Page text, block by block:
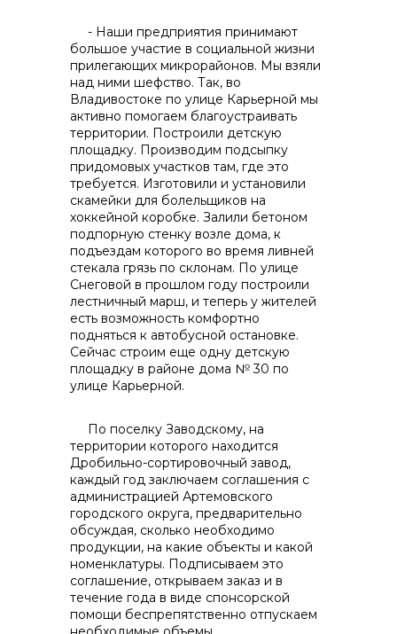
- Наши предприятия принимают
большое участие в социальной жизни
прилегающих микрорайонов. Мы взяли
над ними шефство. Так, во
Владивостоке по улице Карьерной мы
активно помогаем благоустраивать
территории. Построили детскую
площадку. Производим подсыпку
придомовых участков там, где это
требуется. Изготовили и установили
скамейки для болельщиков на
хоккейной коробке. Залили бетоном
подпорную стенку возле дома, к
подъездам которого во время ливней
стекала грязь по склонам. По улице
Снеговой в прошлом году построили
лестничный марш, и теперь у жителей
есть возможность комфортно
подняться к автобусной остановке.
Сейчас строим еще одну детскую
площадку в районе дома № 30 по
улице Карьерной.
По поселку Заводскому, на
территории которого находится
Дробильно-сортировочный завод,
каждый год заключаем соглашения с
администрацией Артемовского
городского округа, предварительно
обсуждая, сколько необходимо
продукции, на какие объекты и какой
номенклатуры. Подписываем это
соглашение, открываем заказ и в
течение года в виде спонсорской
помощи беспрепятственно отпускаем